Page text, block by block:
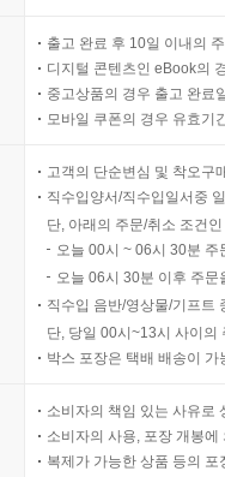
출고 완료 후 10일 이내의
디지털 콘텐츠인 eBook의
중고상품의 경우 출고 완료
모바일 쿠폰의 경우 유효기
고객의 단순변심 및 착오구
직수입양서/직수입일서중
단, 아래의 주문/취소 조건
오늘 00시 ~ 06시 30분
오늘 06시 30분 이후 주
직수입 음반/영상물/기프트
단, 당일 00시~13시 사이의
박스 포장은 택배 배송이
소비자의 책임 있는 사유로
소비자의 사용, 포장 개봉
복제가 가능한 상품 등의